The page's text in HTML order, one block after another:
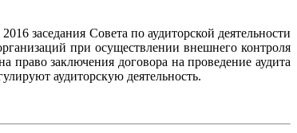
заседания Совета по аудиторской деятельности
при осуществлении внешнего контроля
право заключения договора на проведение аудита
аудиторскую деятельность.